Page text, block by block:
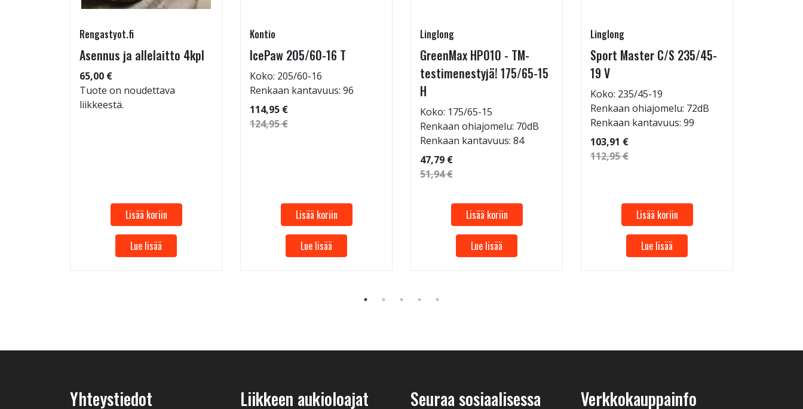
Rengastyot.fi
Asennus ja allelaitto 4kpl
65,00 €
Tuote on noudettava
liikkeestä.
Lisää koriin
Lue lisää
Kontio
IcePaw 205/60-16 T
Koko: 205/60-16
Renkaan kantavuus: 96
114,95 €
124,95 €
Lisää koriin
Lue lisää
Linglong
GreenMax HP010 - TM-
testimenestyjä! 175/65-15
H
Koko: 175/65-15
Renkaan ohiajomelu: 70dB
Renkaan kantavuus: 84
47,79 €
51,94 €
Lisää koriin
Lue lisää
Linglong
Sport Master C/S 235/45-
19 V
Koko: 235/45-19
Renkaan ohiajomelu: 72dB
Renkaan kantavuus: 99
103,91 €
112,95 €
Lisää koriin
Lue lisää
Yhteystiedot Liikkeen aukioloajat Seuraa sosiaalisessa Verkkokauppainfo